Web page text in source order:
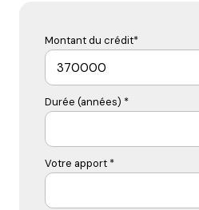
Montant du crédit*
Durée (années) *
Votre apport *